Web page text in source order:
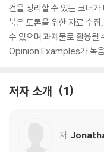
견을 정리할 수 있는 코너
북은 토론을 위한 자료 수
수 있으며 과제물로 활용될
Opinion Examples가 녹
저자 소개 1
저